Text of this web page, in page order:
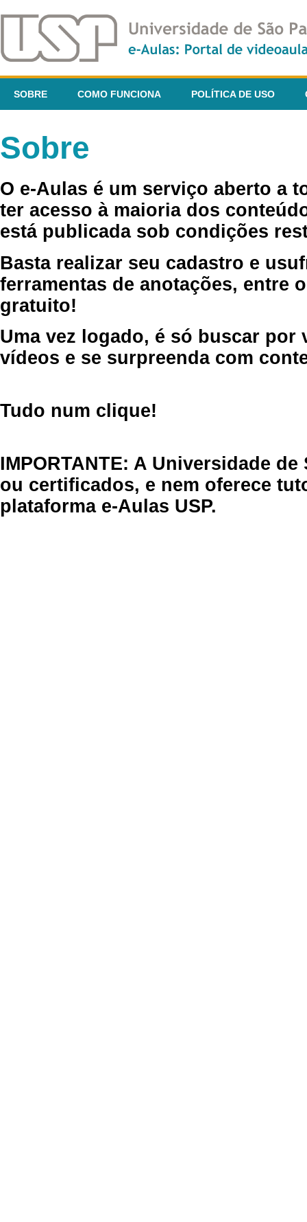
SOBRE COMO FUNCIONA POLÍTICA DE USO
Sobre
O e-Aulas é um serviço aberto a
ter acesso à maioria dos
está publicada sob condições
Basta realizar seu cadastro e
ferramentas de anotações, entre
gratuito!
Uma vez logado, é só buscar por
vídeos e se surpreenda com
Tudo num clique!
IMPORTANTE: A Universidade
ou certificados, e nem oferece
plataforma e-Aulas USP.